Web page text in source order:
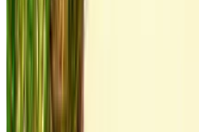
Tonen 1 - 1 van 1 auto's
1
Op zoek naar meer opties?
Blader door alle auto's